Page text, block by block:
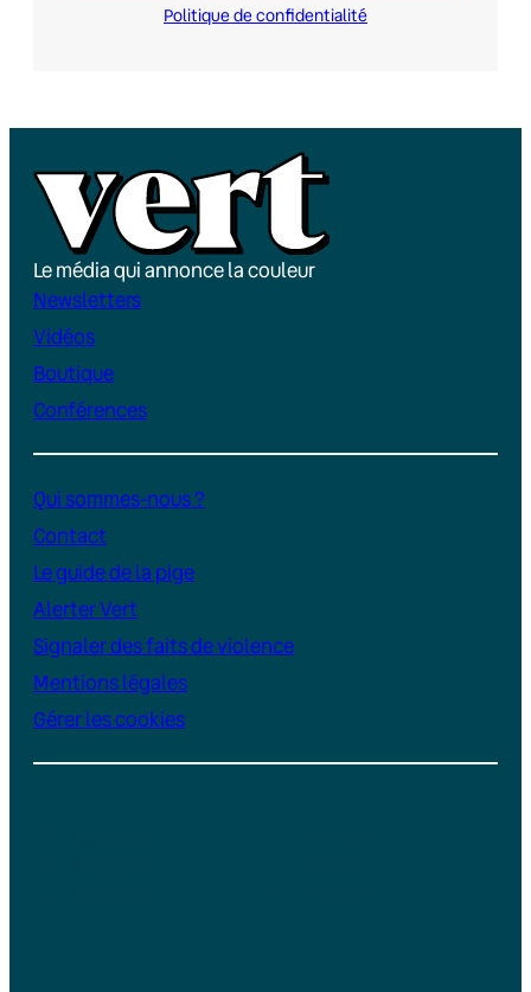
Politique de confidentialité
Le média qui annonce la couleur
Newsletters
Vidéos
Boutique
Conférences
Qui sommes-nous ?
Contact
Le guide de la pige
Alerter Vert
Signaler des faits de violence
Mentions légales
Gérer les cookies